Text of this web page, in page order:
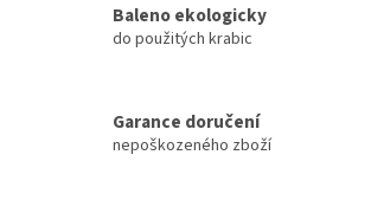
Baleno ekologicky
do použitých krabic
Garance doručení
nepoškozeného zboží